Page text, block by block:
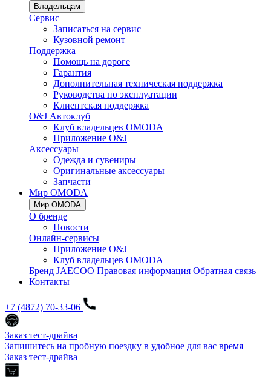
Владельцам
Сервис
Записаться на сервис
Кузовной ремонт
Поддержка
Помощь на дороге
Гарантия
Дополнительная техническая поддержка
Руководства по эксплуатации
Клиентская поддержка
O&J Автоклуб
Клуб владельцев OMODA
Приложение O&J
Аксессуары
Одежда и сувениры
Оригинальные аксессуары
Запчасти
Мир OMODA
Мир OMODA
О бренде
Новости
Онлайн-сервисы
Приложение O&J
Клуб владельцев OMODA
Бренд JAECOO Правовая информация Обратная связь
Контакты
+7 (4872) 70-33-06
Заказ тест-драйва
Запишитесь на пробную поездку в удобное для вас время
Заказ тест-драйва